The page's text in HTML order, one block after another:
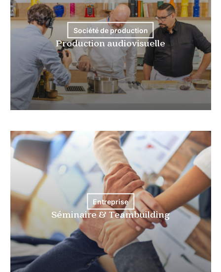
Société de production
Production audiovisuelle
Entreprise
Séminaire & Teambuilding